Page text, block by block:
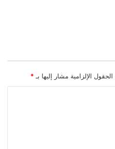
الحقول الإلزامية مشار إليها بـ *